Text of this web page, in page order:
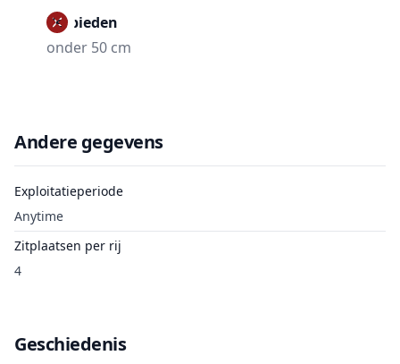
Verbieden
onder 50 cm
Andere gegevens
Exploitatieperiode
Anytime
Zitplaatsen per rij
4
Geschiedenis